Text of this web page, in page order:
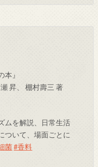
本』
昇、 棚村壽三 著
ムを解説、日常生活
ついて、場面ごとに
菌 #香料